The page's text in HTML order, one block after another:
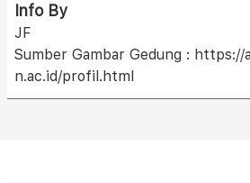
Info By
JF
Sumber Gambar Gedung : https://
n.ac.id/profil.html